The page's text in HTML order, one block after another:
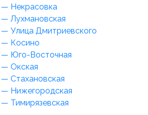
— Некрасовка
— Лухмановская
— Улица Дмитриевского
— Косино
— Юго-Восточная
— Окская
Стахановская
— Нижегородская
Тимирязевская